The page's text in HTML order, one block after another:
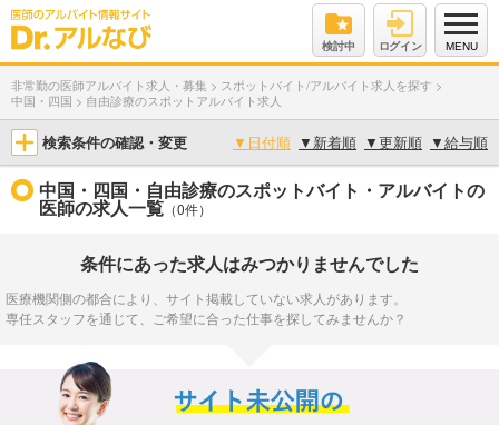
検討中 ログイン MENU
非常勤の医師アルバイト求人・募集 > スポットバイト/アルバイト求人を探す >
中国・四国 > 自由診療のスポットアルバイト求人
検索条件の確認・変更 ▼ 日付順 ▼ 新着順 ▼更新順 ▼給与順
中国・四国・自由診療のスポットバイト・アルバイトの
医師の求人一覧 （0件）
条件にあった求人はみつかりませんでした
医療機関側の都合により、サイト掲載していない求人があります。
専任スタッフを通じて、ご希望に合った仕事を探してみませんか？